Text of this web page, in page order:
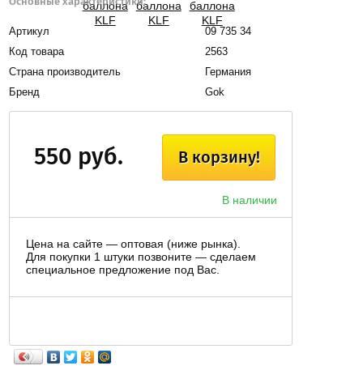
Артикул
09 735 34
Код товара
2563
Страна производитель
Германия
Бренд
Gok
В корзину!
В наличии
550 руб.
Цена на сайте — оптовая (ниже рынка).
Для покупки 1 штуки позвоните — сделаем
специальное предложение под Вас.